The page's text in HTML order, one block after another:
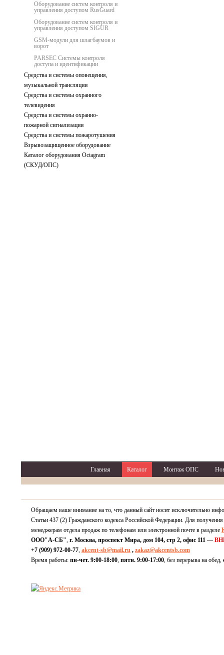
Оборудование систем контроля и
управления доступом RusGuard
Оборудование систем контроля и
управления доступом SIGUR
GSM-модули для шлагбаумов и
ворот
PARSEC Системы контроля
доступа и идентификации
Средства и системы оповещения,
музыкальной трансляции
Средства и системы охранного
телевидения
Средства и системы охранно-
пожарной сигнализации
Средства и системы пожаротушения
Взрывозащищенное оборудование
Каталог оборудования Octagram
(СКУД/ОПС)
Главная Каталог Монтаж ОПС
Обращаем ваше внимание на то, что данный сайт носит исключительно
Статьи 437 (2) Гражданского кодекса Российской Федерации. Для
менеджерам отдела продаж по телефонам или электронной почте в разделе
ООО"А-СБ", г. Москва, проспект Мира, дом 104, стр 2, офис 111 ---
+7 (909) 972-00-77, akcent-sb@mail.ru , zakaz@akcentsb.com
Время работы: пн-чет. 9:00-18:00, пятн. 9:00-17:00, без перерыва на обед,